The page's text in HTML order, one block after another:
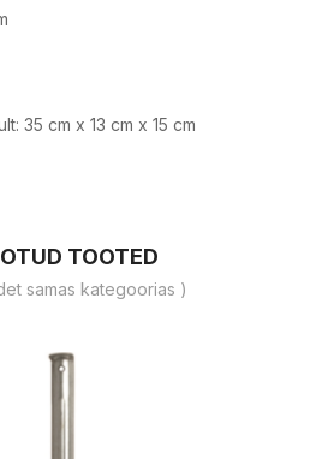
35 cm x 13 cm x 15 cm
TOOTED
samas kategoorias )